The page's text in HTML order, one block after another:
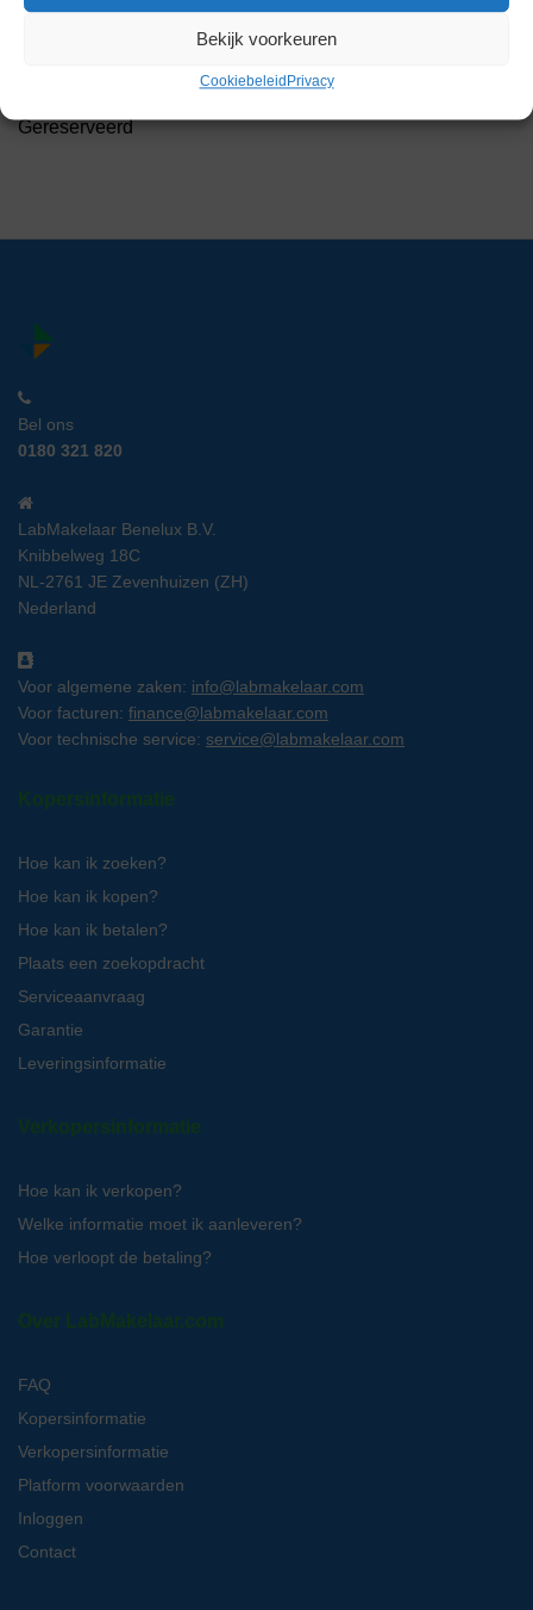
Bekijk voorkeuren
Cookiebeleid Privacy
BL 21660
Gereserveerd
Bel ons
0180 321 820
LabMakelaar Benelux B.V.
Knibbelweg 18C
NL-2761 JE Zevenhuizen (ZH)
Nederland
Voor algemene zaken: info@labmakelaar.com
Voor facturen: finance@labmakelaar.com
Voor technische service: service@labmakelaar.com
Kopersinformatie
Hoe kan ik zoeken?
Hoe kan ik kopen?
Hoe kan ik betalen?
Plaats een zoekopdracht
Serviceaanvraag
Garantie
Leveringsinformatie
Verkopersinformatie
Hoe kan ik verkopen?
Welke informatie moet ik aanleveren?
Hoe verloopt de betaling?
Over LabMakelaar.com
FAQ
Kopersinformatie
Verkopersinformatie
Platform voorwaarden
Inloggen
Contact